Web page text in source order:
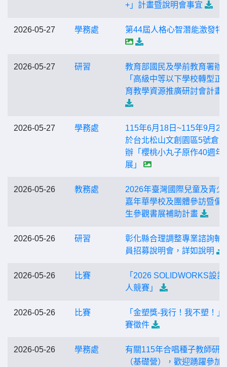
+」計畫暨說明會事宜
2026-05-27 學務處 第44屆人格心智潛能激發特
2026-05-27 研習
教育部國民及學前教育署辦
「高級中等以下學校轉型正
育教學資源推廣研討會計畫
2026-05-27 學務處
115年6月18日~115年9月28
於台北松山文創園區5號倉
辦「櫻桃小丸子原作40週年
展」
2026-05-26 教務處
2026年臺灣國際兒童及青少
嘉年華學校及團體參訪暨偏
生參觀書展補助計畫
2026-05-26 研習
彰化縣合理調整專業諮詢輔
員招募說明會，詳如說明
2026-05-26 比賽
「2026 SOLIDWORKS設計
人競賽」
2026-05-26 比賽
「金塑獎-我行！我不塑！」
賽徵件
2026-05-26 學務處
有關115年合唱種子教師研
（基礎營），歡迎踴躍參加